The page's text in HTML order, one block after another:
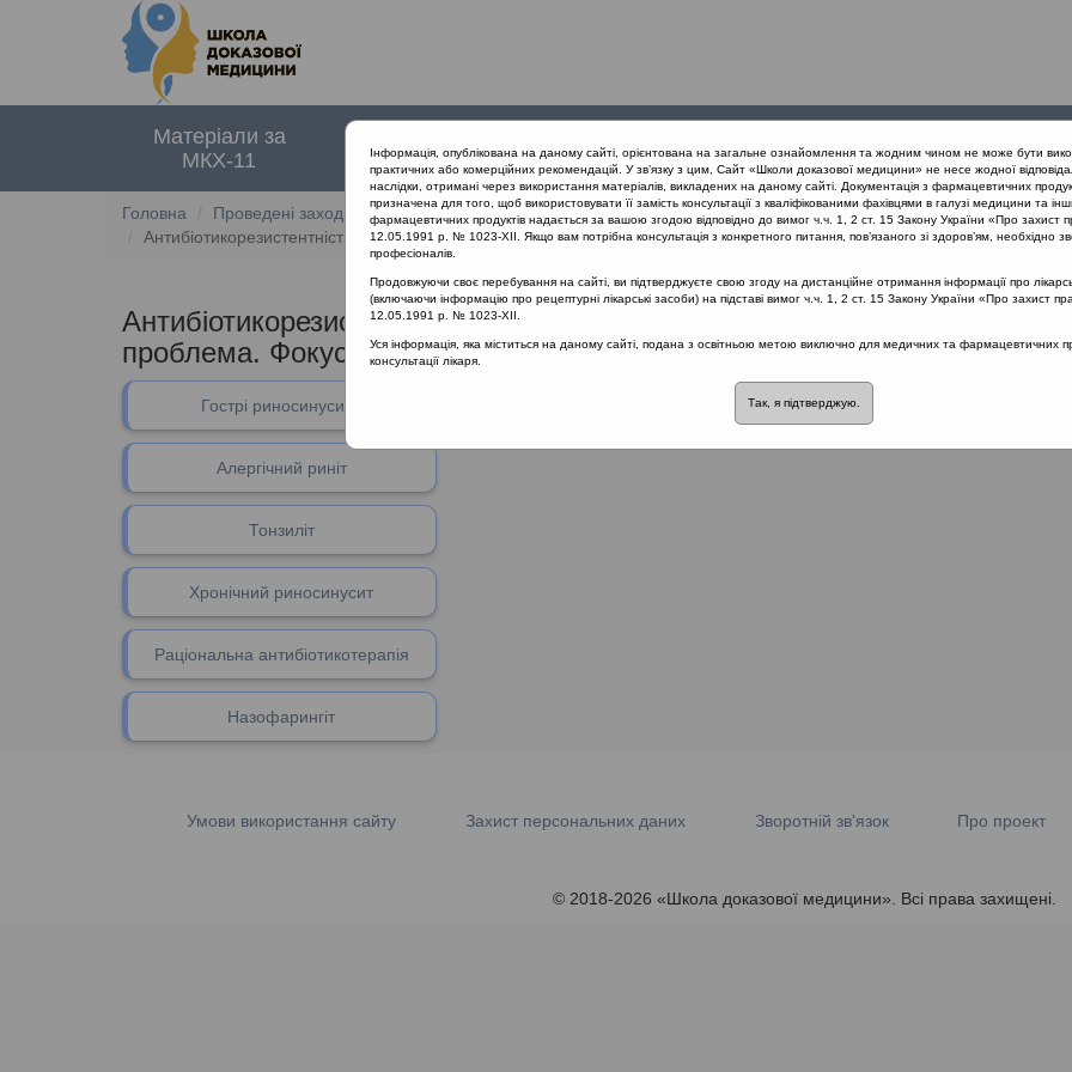
Матеріали за
МКХ-11
документи
заходи
проекту
Головна
Проведені заходи
Антибіотикорезистентність при лікуванні загальних захворювань ЛОР органів як міждисциплінарна проблема.
Антибіотикорезистентність при лікуванні загальних захворювань ЛОР
проблема. Фокус: Хронічний ринусинусит (Київ 28.02.2020)::
Гострі риносинусити
Алергічний риніт
Тонзиліт
Хронічний риносинусит
Раціональна антибіотикотерапія
Назофарингіт
Умови використання сайту Захист персональних даних Зворотній зв'язок Про проект
© 2018-2026 «Школа доказової медицини». Всі права захищені.
Інформація, опублікована на даному сайті, орієнтована на загальне ознайомлення та жодним чином не може бути
практичних або комерційних рекомендацій. У зв’язку з цим, Сайт «Школи доказової медицини» не несе жодної
наслідки, отримані через використання матеріалів, викладених на даному сайті. Документація з фармацевтичних
призначена для того, щоб використовувати її замість консультації з кваліфікованими фахівцями в галузі медицини та
фармацевтичних продуктів надається за вашою згодою відповідно до вимог ч.ч. 1, 2 ст. 15 Закону України «Про захист
12.05.1991 р. № 1023-XII. Якщо вам потрібна консультація з конкретного питання, пов’язаного зі здоров’ям, необхідно
професіоналів.
Продовжуючи своє перебування на сайті, ви підтверджуєте свою згоду на дистанційне отримання інформації про
(включаючи інформацію про рецептурні лікарські засоби) на підставі вимог ч.ч. 1, 2 ст. 15 Закону України «Про захист
12.05.1991 р. № 1023-XII.
Уся інформація, яка міститься на даному сайті, подана з освітньою метою виключно для медичних та фармацевтичних
консультації лікаря.
Так, я підтверджую.